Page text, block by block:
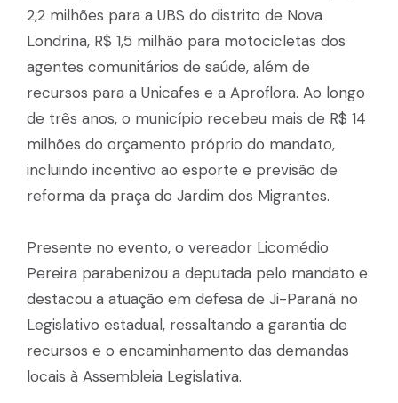
2,2 milhões para a UBS do distrito de Nova
Londrina, R$ 1,5 milhão para motocicletas dos
agentes comunitários de saúde, além de
recursos para a Unicafes e a Aproflora. Ao longo
de três anos, o município recebeu mais de R$ 14
milhões do orçamento próprio do mandato,
incluindo incentivo ao esporte e previsão de
reforma da praça do Jardim dos Migrantes.
Presente no evento, o vereador Licomédio
Pereira parabenizou a deputada pelo mandato e
destacou a atuação em defesa de Ji-Paraná no
Legislativo estadual, ressaltando a garantia de
recursos e o encaminhamento das demandas
locais à Assembleia Legislativa.